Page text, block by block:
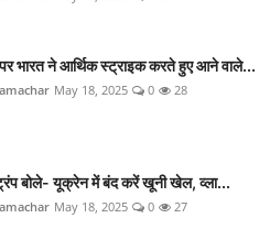
पर भारत ने आर्थिक स्ट्राइक करते हुए आने वाले...
May 18, 2025 0 28
बोले- यूक्रेन में बंद करें खूनी खेल, व्ला...
May 18, 2025 0 27